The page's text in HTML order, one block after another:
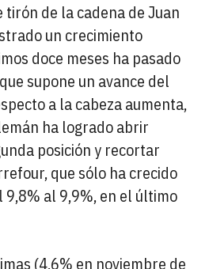
de la cadena de Juan
un crecimiento
doce meses ha pasado
supone un avance del
a la cabeza aumenta,
ha logrado abrir
posición y recortar
que sólo ha crecido
9,8% al 9,9%, en el último
(4,6% en noviembre de